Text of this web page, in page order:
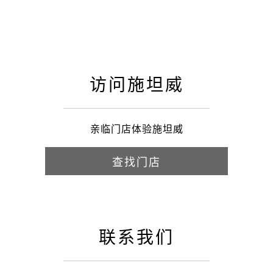
访问施坦威
亲临门店体验施坦威
查找门店
联系我们